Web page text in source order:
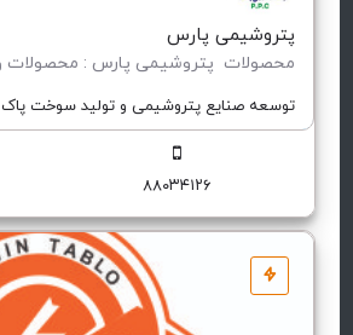
پتروشیمی پارس
توسعه صنایع پتروشیمی و تولید سوخت پاک
۸۸۰۳۴۱۲۶